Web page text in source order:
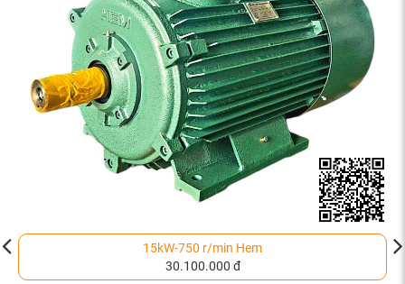
15kW-750 r/min Hem
30.100.000 đ